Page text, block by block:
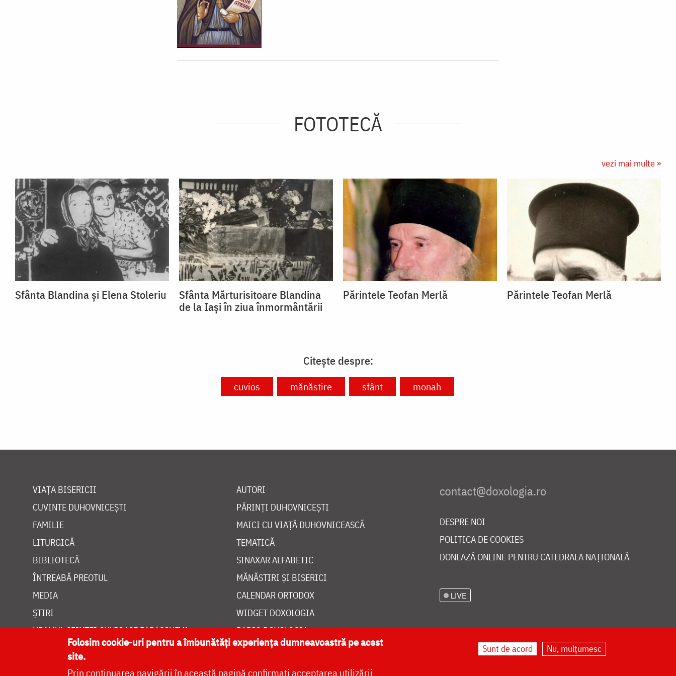
FOTOTECĂ
vezi mai multe »
Sfânta Blandina și Elena Stoleriu
Sfânta Mărturisitoare Blandina
de la Iași în ziua înmormântării
Părintele Teofan Merlă Părintele Teofan Merlă
Citește despre:
cuvios mănăstire sfânt monah
VIAȚA BISERICII
CUVINTE DUHOVNICEȘTI
FAMILIE
LITURGICĂ
BIBLIOTECĂ
ÎNTREABĂ PREOTUL
MEDIA
ȘTIRI
HRAMUL SFINTEI CUVIOASE PARASCHEVA
AUTORI
PĂRINȚI DUHOVNICEȘTI
MAICI CU VIAȚĂ DUHOVNICEASCĂ
TEMATICĂ
SINAXAR ALFABETIC
MĂNĂSTIRI ȘI BISERICI
CALENDAR ORTODOX
WIDGET DOXOLOGIA
RADIO DOXOLOGIA
DESPRE NOI
POLITICA DE COOKIES
DONEAZĂ ONLINE PENTRU CATEDRALA NAȚIONALĂ
LIVE
Folosim cookie-uri pentru a îmbunătăți experiența dumneavoastră pe acest
site.
Prin continuarea navigării în această pagină confirmați acceptarea utilizării
Sunt de acord Nu, mulțumesc